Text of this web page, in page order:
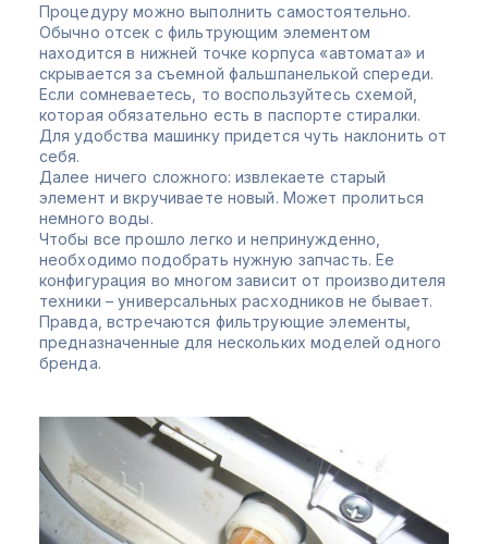
Процедуру можно выполнить самостоятельно.
Обычно отсек с фильтрующим элементом
находится в нижней точке корпуса «автомата» и
скрывается за съемной фальшпанелькой спереди.
Если сомневаетесь, то воспользуйтесь схемой,
которая обязательно есть в паспорте стиралки.
Для удобства машинку придется чуть наклонить от
себя.
Далее ничего сложного: извлекаете старый
элемент и вкручиваете новый. Может пролиться
немного воды.
Чтобы все прошло легко и непринужденно,
необходимо подобрать нужную запчасть. Ее
конфигурация во многом зависит от производителя
техники – универсальных расходников не бывает.
Правда, встречаются фильтрующие элементы,
предназначенные для нескольких моделей одного
бренда.